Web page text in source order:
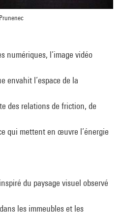
numériques, l’image vidéo
envahit l’espace de la
des relations de friction, de
qui mettent en œuvre l’énergie
du paysage visuel observé
les immeubles et les